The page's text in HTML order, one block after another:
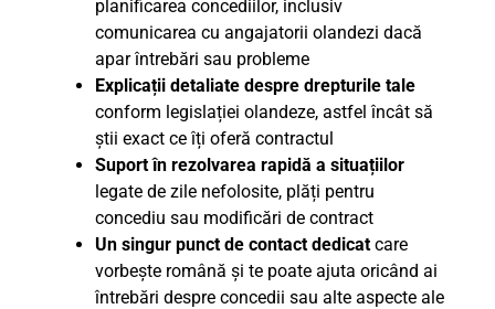
planificarea concediilor, inclusiv
comunicarea cu angajatorii olandezi dacă
apar întrebări sau probleme
Explicații detaliate despre drepturile tale
conform legislației olandeze, astfel încât să
știi exact ce îți oferă contractul
Suport în rezolvarea rapidă a situațiilor
legate de zile nefolosite, plăți pentru
concediu sau modificări de contract
Un singur punct de contact dedicat care
vorbește română și te poate ajuta oricând ai
întrebări despre concedii sau alte aspecte ale